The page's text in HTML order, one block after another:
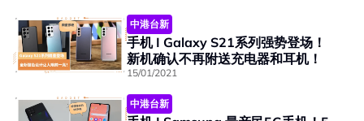
中港台新
手机 I Galaxy S21系列强势登场！
新机确认不再附送充电器和耳机！
15/01/2021
中港台新